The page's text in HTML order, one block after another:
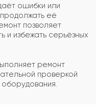
ошибки или
её
позволяет
и избежать серьёзных
ремонт
проверкой